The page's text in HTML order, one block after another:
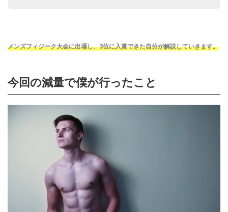
メンズフィジーク大会に出場し、3位に入賞できた自分が解説していきます。
今回の減量で僕が行ったこと